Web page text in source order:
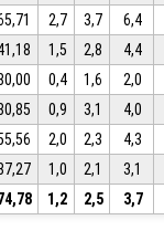
2,7 3,7 6,4
1,5 2,8 4,4
0,4 1,6 2,0
0,9 3,1 4,0
2,0 2,3 4,3
1,0 2,1 3,1
1,2 2,5 3,7